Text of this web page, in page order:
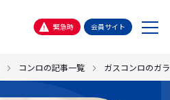
緊急時 会員サイト
メ
ー
コンロの記事一覧 ガスコンロのガ